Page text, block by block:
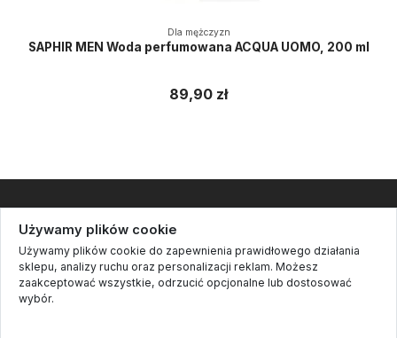
Dla mężczyzn
SAPHIR MEN Woda perfumowana ACQUA UOMO, 200 ml
89,90 zł
Kontakt
Cookie settings
Używamy plików cookie
Używamy plików cookie do zapewnienia prawidłowego działania
sklepu, analizy ruchu oraz personalizacji reklam. Możesz
zaakceptować wszystkie, odrzucić opcjonalne lub dostosować
wybór.